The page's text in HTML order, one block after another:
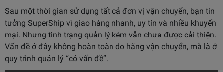
Sau một thời gian sử dụng tất cả đơn vị vận chuyển, bạn tin
tưởng SuperShip vì giao hàng nhanh, uy tín và nhiều khuyến
mại. Nhưng tình trạng quản lý kém vẫn chưa được cải thiện.
Vấn đề ở đây không hoàn toàn do hãng vận chuyển, mà là ở
quy trình quản lý “có vấn đề”.